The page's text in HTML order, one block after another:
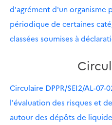
d'agrément d'un organisme
périodique de certaines
classées soumises à
Circulaire DPPR/SEI2/AL-
l'évaluation des risques et
autour des dépôts de